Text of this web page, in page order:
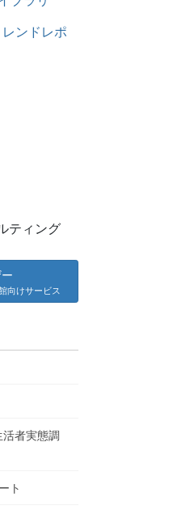
ンドレポ
ティング
向けサービス
者実態調
ト